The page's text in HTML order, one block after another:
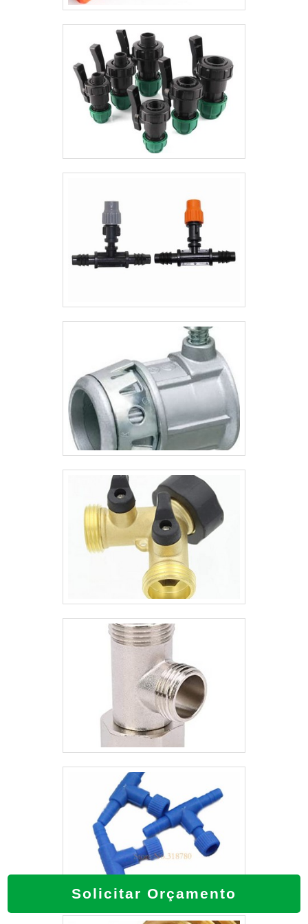
tecnologia de ponta, como válvula de
segurança e atuador elétrico com ótima
qualidade e tecnologia.Com o objetivo de
trazer a satisfação a todos os clientes, a
empresa entende que seu melhor
destaque é conquistar a confiança de cada
um. Tudo isso só é possível através do
investimento em equipamentos modernos
e profissionais experientes. A Bermo é uma
que fecha todo o ciclo de entrega com
excelência para cada cliente.
Solicitar Orçamento